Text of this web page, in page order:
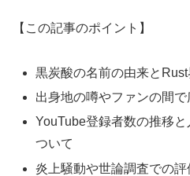
【この記事のポイント】
黒炭酸の名前の由来と
出身地の噂やファンの間
YouTube登録者数の推移
ついて
炎上騒動や世論調査での